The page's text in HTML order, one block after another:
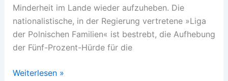
Minderheit im Lande wieder aufzuheben. Die
nationalistische, in der Regierung vertretene »Liga
der Polnischen Familien« ist bestrebt, die Aufhebung
der Fünf-Prozent-Hürde für die
Kampf
Weiterlesen »